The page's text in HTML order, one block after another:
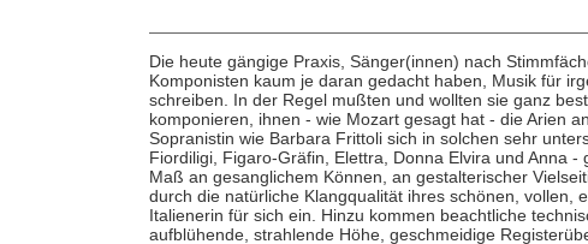
Die heute gängige Praxis, Sänger(innen) nach
Komponisten kaum je daran gedacht haben, Musik für
schreiben. In der Regel mußten und wollten sie ganz
komponieren, ihnen - wie Mozart gesagt hat - die Arien
Sopranistin wie Barbara Frittoli sich in solchen sehr
Fiordiligi, Figaro-Gräfin, Elettra, Donna Elvira und Anna
Maß an gesanglichem Können, an gestalterischer
durch die natürliche Klangqualität ihres schönen, vollen,
Italienerin für sich ein. Hinzu kommen beachtliche
aufblühende, strahlende Höhe, geschmeidige